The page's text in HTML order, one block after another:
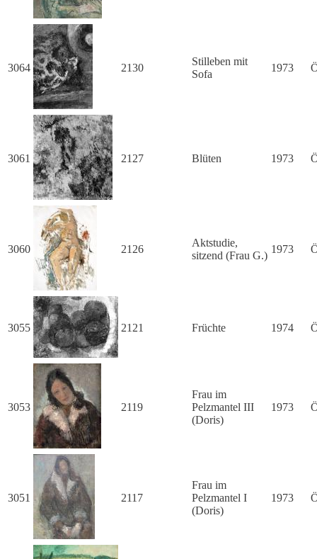
3064 2130
Stilleben mit
Sofa
1973
3061 2127 Blüten 1973
3060 2126
Aktstudie,
sitzend (Frau G.)
1973
3055 2121 Früchte 1974
3053 2119
Frau im
Pelzmantel III
(Doris)
1973
3051 2117
Frau im
Pelzmantel I
(Doris)
1973